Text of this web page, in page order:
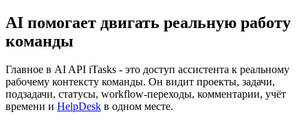
AI помогает двигать реальную работу
команды
Главное в AI API iTasks - это доступ ассистента к реальному
рабочему контексту команды. Он видит проекты, задачи,
подзадачи, статусы, workflow-переходы, комментарии, учёт
времени и HelpDesk в одном месте.